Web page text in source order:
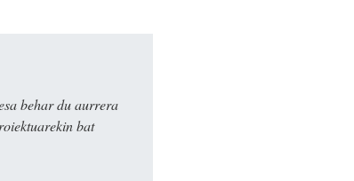
behar du aurrera
bat